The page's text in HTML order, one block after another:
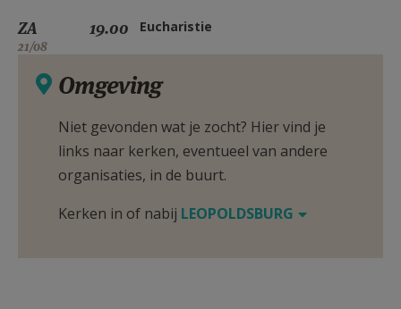
ZA
21/08
19.00 Eucharistie
Omgeving
Niet gevonden wat je zocht? Hier vind je
links naar kerken, eventueel van andere
organisaties, in de buurt.
Kerken in of nabij LEOPOLDSBURG